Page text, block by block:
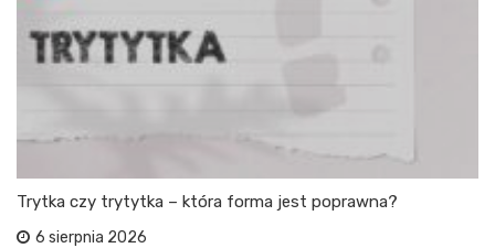
Trytka czy trytytka – która forma jest poprawna?
6 sierpnia 2026